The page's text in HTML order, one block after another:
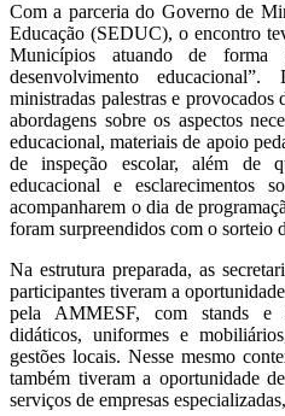
Com a parceria do Governo de
Educação (SEDUC), o encontro
Municípios atuando de forma
desenvolvimento
ministradas palestras e provocados
abordagens sobre os aspectos
educacional, materiais de apoio
de inspeção escolar, além de
educacional e esclarecimentos
acompanharem o dia de
foram surpreendidos com o sorteio
Na estrutura preparada, as
participantes tiveram a
pela AMMESF, com stands e
didáticos, uniformes e
gestões locais. Nesse mesmo
também tiveram a oportunidade
serviços de empresas